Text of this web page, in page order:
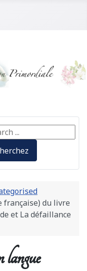
...
française) du livre
et La défaillance